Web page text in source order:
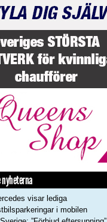
visar lediga
i mobilen